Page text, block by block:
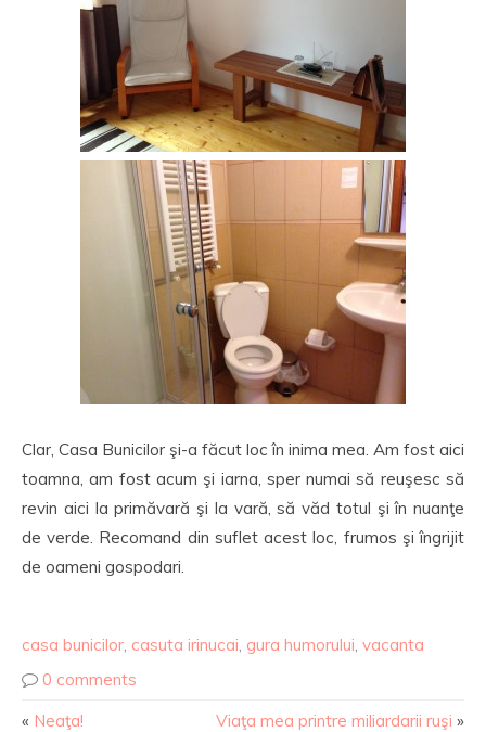
Clar, Casa Bunicilor şi-a făcut loc în inima mea. Am fost aici
toamna, am fost acum şi iarna, sper numai să reuşesc să
revin aici la primăvară şi la vară, să văd totul şi în nuanţe
de verde. Recomand din suflet acest loc, frumos şi îngrijit
de oameni gospodari.
casa bunicilor, casuta irinucai, gura humorului, vacanta
0 comments
« Neaţa! Viaţa mea printre miliardarii ruşi »